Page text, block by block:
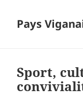
Pays
Sport,